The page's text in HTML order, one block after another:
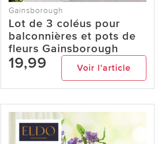
Gainsborough
Lot de 3 coléus pour
balconnières et pots de
fleurs Gainsborough
19,99 Voir l’article